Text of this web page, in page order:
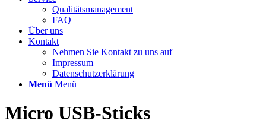
Qualitätsmanagement
FAQ
Über uns
Kontakt
Nehmen Sie Kontakt zu uns auf
Impressum
Datenschutzerklärung
Menü Menü
Micro USB-Sticks